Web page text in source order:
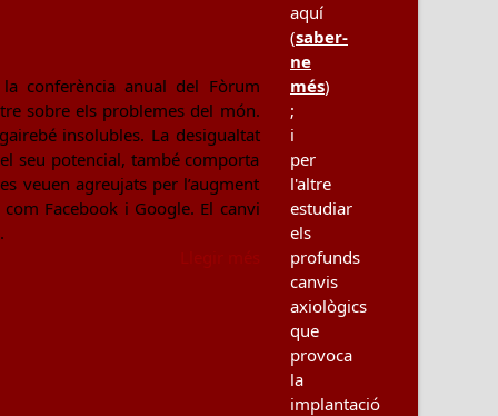
conferència anual del Fòrum
sobre els problemes del món.
insolubles. La desigualtat
seu potencial, també comporta
veuen agreujats per l’augment
Facebook i Google. El canvi
aquí
(saber-
ne
més)
;
i
per
l'altre
estudiar
els
profunds
canvis
axiològics
que
provoca
la
implantació